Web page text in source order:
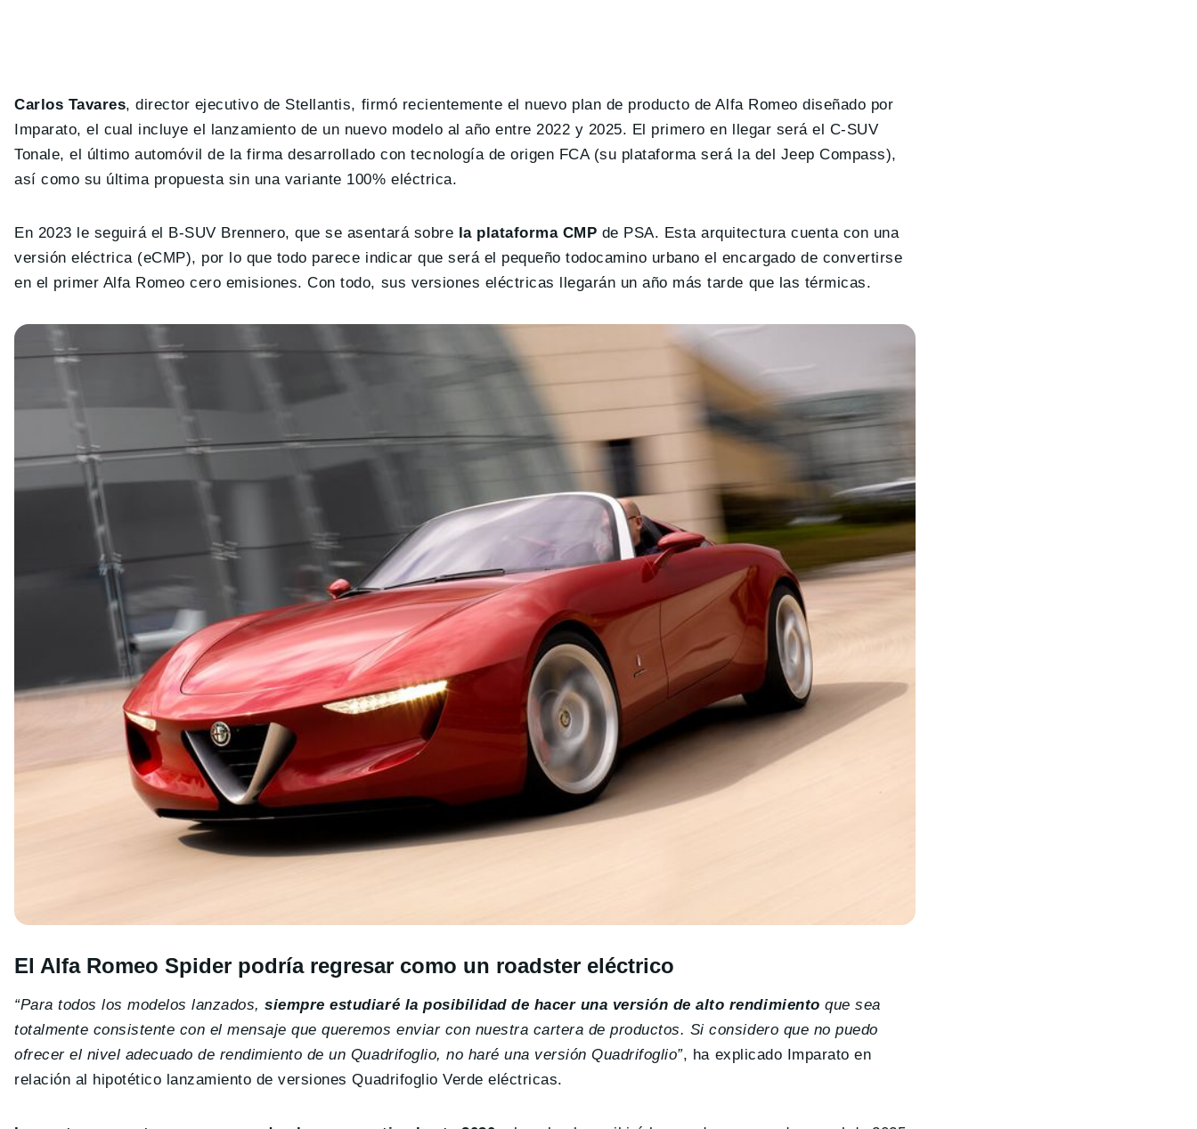
Carlos Tavares, director ejecutivo de Stellantis, firmó recientemente el nuevo plan de producto de Alfa Romeo diseñado por
Imparato, el cual incluye el lanzamiento de un nuevo modelo al año entre 2022 y 2025. El primero en llegar será el C-SUV
Tonale, el último automóvil de la firma desarrollado con tecnología de origen FCA (su plataforma será la del Jeep Compass),
así como su última propuesta sin una variante 100% eléctrica.
En 2023 le seguirá el B-SUV Brennero, que se asentará sobre la plataforma CMP de PSA. Esta arquitectura cuenta con una
versión eléctrica (eCMP), por lo que todo parece indicar que será el pequeño todocamino urbano el encargado de convertirse
en el primer Alfa Romeo cero emisiones. Con todo, sus versiones eléctricas llegarán un año más tarde que las térmicas.
El Alfa Romeo Spider podría regresar como un roadster eléctrico
“Para todos los modelos lanzados,siempre estudiaré la posibilidad de hacer una versión de alto rendimiento que sea
totalmente consistente con el mensaje que queremos enviar con nuestra cartera de productos. Si considero que no puedo
ofrecer el nivel adecuado de rendimiento de un Quadrifoglio, no haré una versión Quadrifoglio”, ha explicado Imparato en
relación al hipotético lanzamiento de versiones Quadrifoglio Verde eléctricas.